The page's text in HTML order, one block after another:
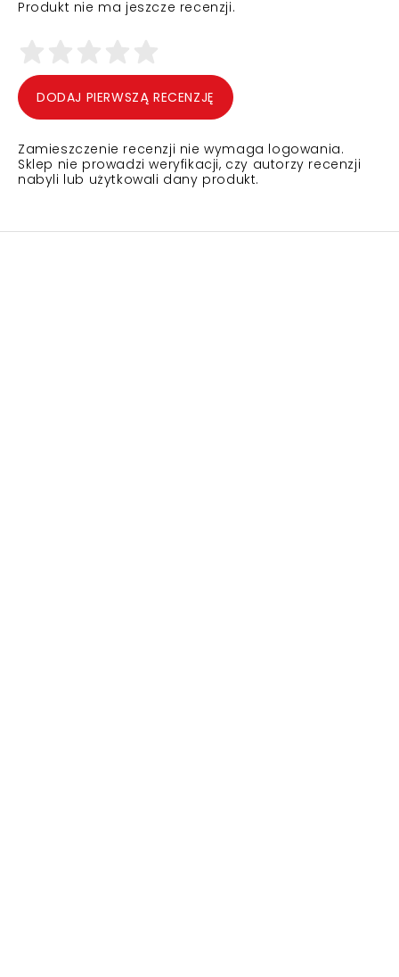
Produkt nie ma jeszcze recenzji.
DODAJ PIERWSZĄ RECENZJĘ
Zamieszczenie recenzji nie wymaga logowania.
Sklep nie prowadzi weryfikacji, czy autorzy recenzji
nabyli lub użytkowali dany produkt.